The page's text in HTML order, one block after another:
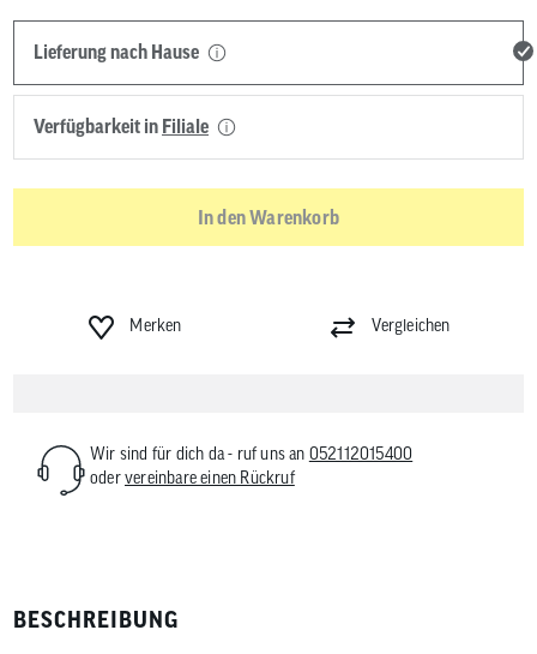
Lieferung nach Hause
Verfügbarkeit in Filiale
In den Warenkorb
Merken Vergleichen
Wir sind für dich da - ruf uns an 052112015400
odervereinbare einen Rückruf
BESCHREIBUNG